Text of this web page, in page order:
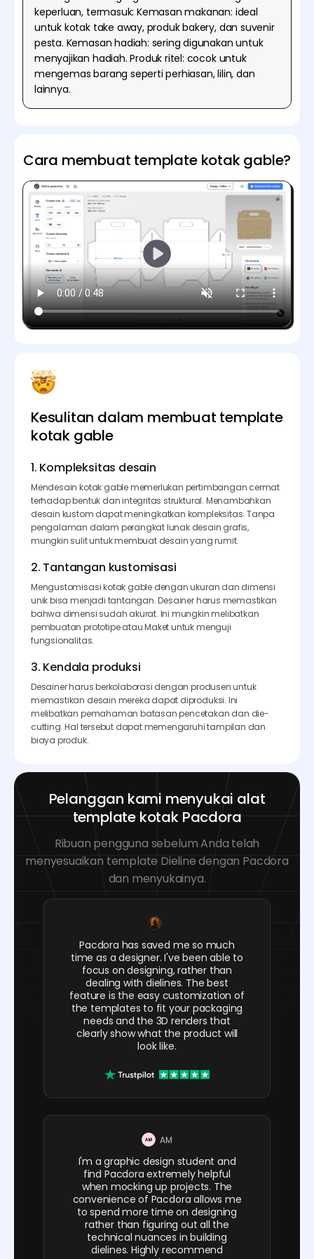
keperluan, termasuk: Kemasan makanan: ideal
untuk kotak take away, produk bakery, dan suvenir
pesta. Kemasan hadiah: sering digunakan untuk
menyajikan hadiah. Produk ritel: cocok untuk
mengemas barang seperti perhiasan, lilin, dan
lainnya.
Cara membuat template kotak gable?
Kesulitan dalam membuat template
kotak gable
1. Kompleksitas desain
Mendesain kotak gable memerlukan pertimbangan cermat
terhadap bentuk dan integritas struktural. Menambahkan
desain kustom dapat meningkatkan kompleksitas. Tanpa
pengalaman dalam perangkat lunak desain grafis,
mungkin sulit untuk membuat desain yang rumit.
2. Tantangan kustomisasi
Mengustomisasi kotak gable dengan ukuran dan dimensi
unik bisa menjadi tantangan. Desainer harus memastikan
bahwa dimensi sudah akurat. Ini mungkin melibatkan
pembuatan prototipe atau Maket untuk menguji
fungsionalitas.
3. Kendala produksi
Desainer harus berkolaborasi dengan produsen untuk
memastikan desain mereka dapat diproduksi. Ini
melibatkan pemahaman batasan pencetakan dan die-
cutting. Hal tersebut dapat memengaruhi tampilan dan
biaya produk.
Pelanggan kami menyukai alat
template kotak Pacdora
Ribuan pengguna sebelum Anda telah
menyesuaikan template Dieline dengan Pacdora
dan menyukainya.
Pacdora has saved me so much
time as a designer. I've been able to
focus on designing, rather than
dealing with dielines. The best
feature is the easy customization of
the templates to fit your packaging
needs and the 3D renders that
clearly show what the product will
look like.
AM
I'm a graphic design student and
find Pacdora extremely helpful
when mocking up projects. The
convenience of Pacdora allows me
to spend more time on designing
rather than figuring out all the
technical nuances in building
dielines. Highly recommend